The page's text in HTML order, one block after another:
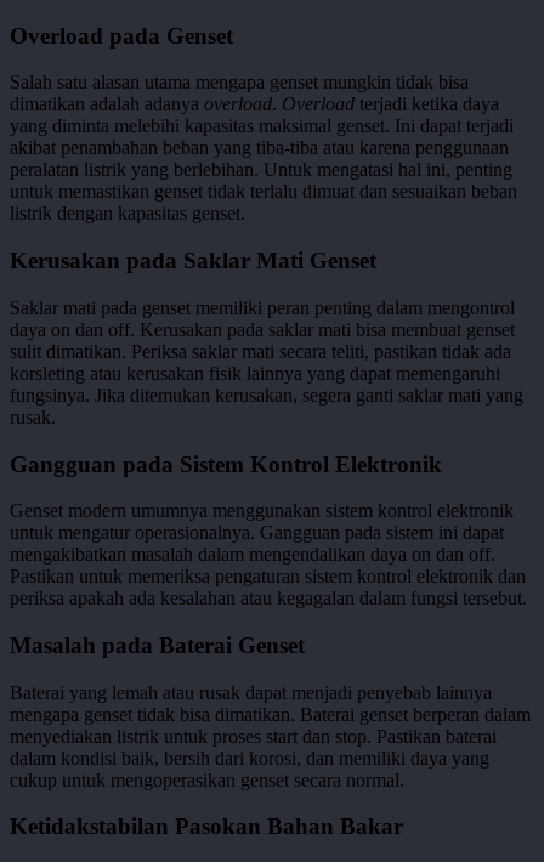
Overload pada Genset
Salah satu alasan utama mengapa genset mungkin tidak bisa
dimatikan adalah adanya overload. Overload terjadi ketika daya
yang diminta melebihi kapasitas maksimal genset. Ini dapat terjadi
akibat penambahan beban yang tiba-tiba atau karena penggunaan
peralatan listrik yang berlebihan. Untuk mengatasi hal ini, penting
untuk memastikan genset tidak terlalu dimuat dan sesuaikan beban
listrik dengan kapasitas genset.
Kerusakan pada Saklar Mati Genset
Saklar mati pada genset memiliki peran penting dalam mengontrol
daya on dan off. Kerusakan pada saklar mati bisa membuat genset
sulit dimatikan. Periksa saklar mati secara teliti, pastikan tidak ada
korsleting atau kerusakan fisik lainnya yang dapat memengaruhi
fungsinya. Jika ditemukan kerusakan, segera ganti saklar mati yang
rusak.
Gangguan pada Sistem Kontrol Elektronik
Genset modern umumnya menggunakan sistem kontrol elektronik
untuk mengatur operasionalnya. Gangguan pada sistem ini dapat
mengakibatkan masalah dalam mengendalikan daya on dan off.
Pastikan untuk memeriksa pengaturan sistem kontrol elektronik dan
periksa apakah ada kesalahan atau kegagalan dalam fungsi tersebut.
Masalah pada Baterai Genset
Baterai yang lemah atau rusak dapat menjadi penyebab lainnya
mengapa genset tidak bisa dimatikan. Baterai genset berperan dalam
menyediakan listrik untuk proses start dan stop. Pastikan baterai
dalam kondisi baik, bersih dari korosi, dan memiliki daya yang
cukup untuk mengoperasikan genset secara normal.
Ketidakstabilan Pasokan Bahan Bakar